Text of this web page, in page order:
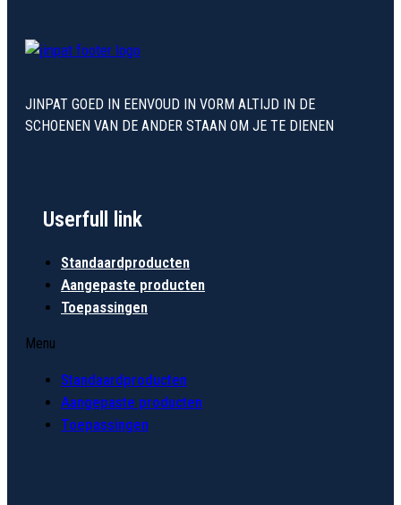
JINPAT GOED IN EENVOUD IN VORM ALTIJD IN DE
SCHOENEN VAN DE ANDER STAAN OM JE TE DIENEN
Userfull link
Standaardproducten
Aangepaste producten
Toepassingen
Menu
Standaardproducten
Aangepaste producten
Toepassingen